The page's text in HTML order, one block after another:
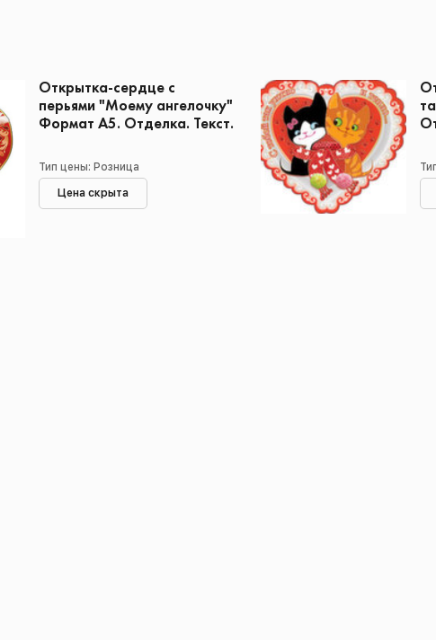
Открытка-сердце с
перьями "Моему ангелочку"
Формат А5. Отделка. Текст.
Тип цены: Розница
Цена скрыта